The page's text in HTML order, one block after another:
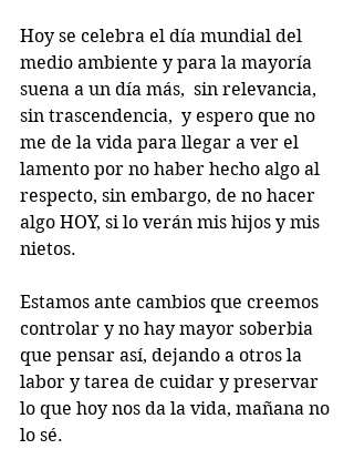
Hoy se celebra el día mundial del
medio ambiente y para la mayoría
suena a un día más,  sin relevancia,
sin trascendencia,  y espero que no
me de la vida para llegar a ver el
lamento por no haber hecho algo al
respecto, sin embargo, de no hacer
algo HOY, si lo verán mis hijos y mis
nietos.
Estamos ante cambios que creemos
controlar y no hay mayor soberbia
que pensar así, dejando a otros la
labor y tarea de cuidar y preservar
lo que hoy nos da la vida, mañana no
lo sé.